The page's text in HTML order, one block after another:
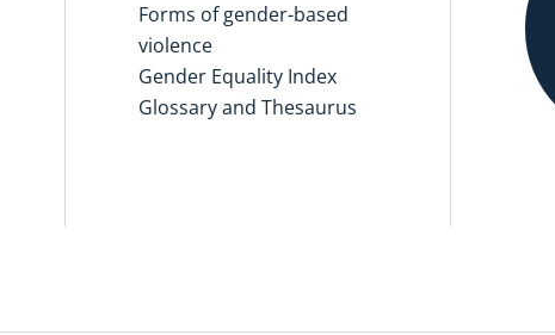
Forms of gender-based
violence
Gender Equality Index
Glossary and Thesaurus